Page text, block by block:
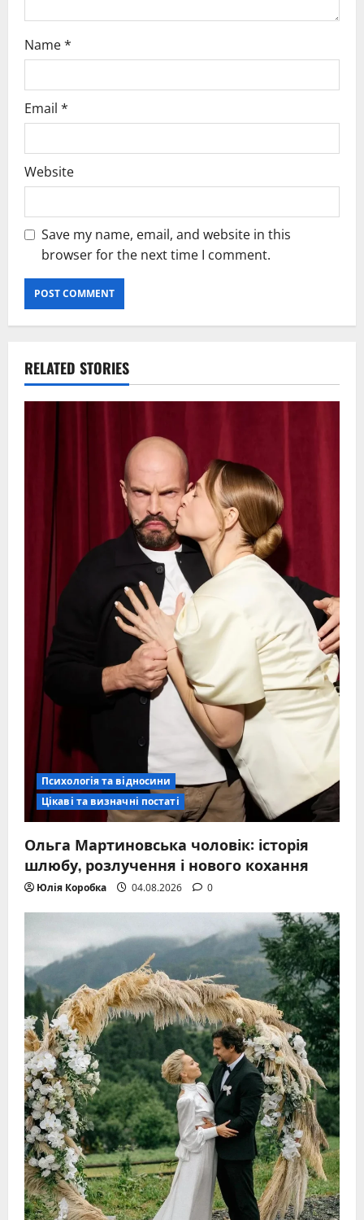
Name*
Email *
Website
Save my name, email, and website in this
browser for the next time I comment.
RELATED STORIES
Психологія та відносини
Цікаві та визначні постаті
Ольга Мартиновська чоловік: історія
шлюбу, розлучення і нового кохання
Юлія Коробка 04.08.2026 0